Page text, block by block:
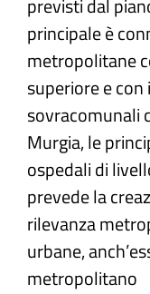
Progetti
previsti dal
principale è
metropolitane
superiore e
sovracomunali
Murgia, le
ospedali di
prevede la
rilevanza
urbane,
metropolitano